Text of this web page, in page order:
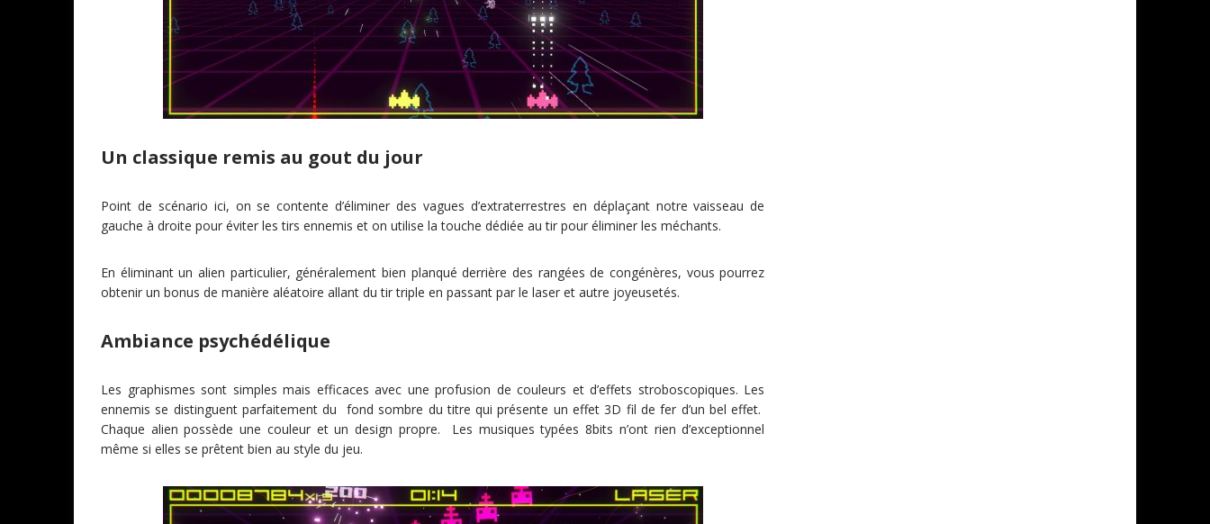
Un classique remis au gout du jour
Point de scénario ici, on se contente d’éliminer des vagues d’extraterrestres en déplaçant notre vaisseau de
gauche à droite pour éviter les tirs ennemis et on utilise la touche dédiée au tir pour éliminer les méchants.
En éliminant un alien particulier, généralement bien planqué derrière des rangées de congénères, vous pourrez
obtenir un bonus de manière aléatoire allant du tir triple en passant par le laser et autre joyeusetés.
Ambiance psychédélique
Les graphismes sont simples mais efficaces avec une profusion de couleurs et d’effets stroboscopiques. Les
ennemis se distinguent parfaitement du fond sombre du titre qui présente un effet 3D fil de fer d’un bel effet.
Chaque alien possède une couleur et un design propre. Les musiques typées 8bits n’ont rien d’exceptionnel
même si elles se prêtent bien au style du jeu.